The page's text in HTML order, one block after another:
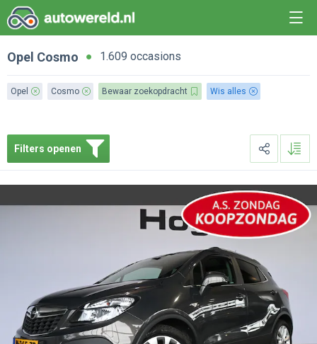
Opel Cosmo 1.609 occasions
Opel Cosmo Bewaar zoekopdracht Wis alles
Filters openen